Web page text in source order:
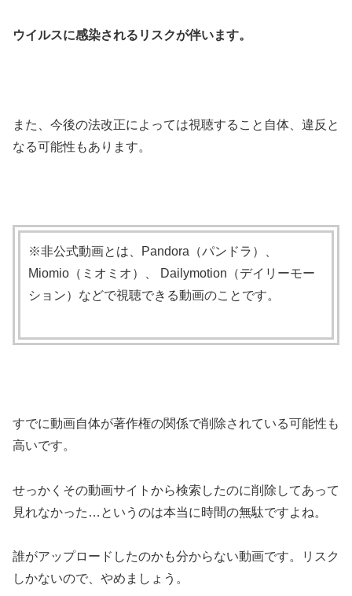
ウイルスに感染されるリスクが伴います。
また、今後の法改正によっては視聴すること自体、違反と
なる可能性もあります。
※非公式動画とは、Pandora（パンドラ）、
Miomio（ミオミオ）、 Dailymotion（デイリーモー
ション）などで視聴できる動画のことです。
すでに動画自体が著作権の関係で削除されている可能性も
高いです。
せっかくその動画サイトから検索したのに削除してあって
見れなかった…というのは本当に時間の無駄ですよね。
誰がアップロードしたのかも分からない動画です。リスク
しかないので、やめましょう。